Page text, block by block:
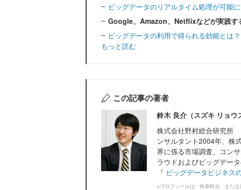
ビッグデータのリアルタイム処理が可能
Google、Amazon、Netflixなどが実践す
ビッグデータの利用で得られる効能とは？
もっと読む
この記事の著者
鈴木 良介（スズキ リョウ
株式会社野村総合研究所
ンサルタント2004年、株
界に係る市場調査、コン
ラウドおよびビッグデー
『 ビッグデータビジネス
※プロフィールは、執筆時点、また